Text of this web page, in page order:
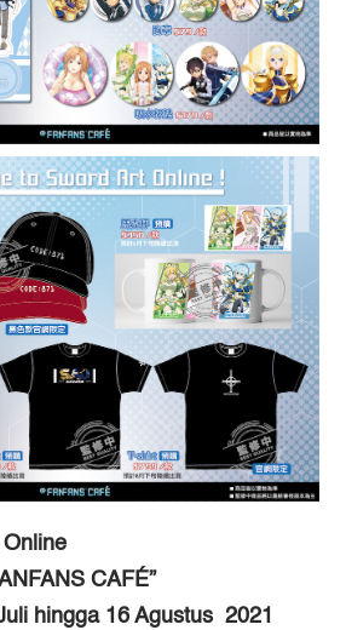
Online
CAFÉ”
hingga 16 Agustus 2021